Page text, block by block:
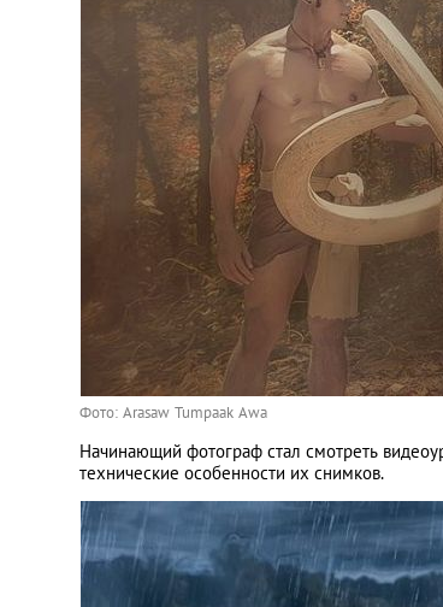
Фото: Arasaw Tumpaak Awa
Начинающий фотограф стал смотреть
технические особенности их снимков.